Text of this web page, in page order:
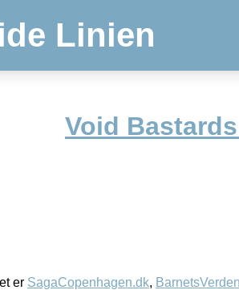
Linien
Void
er SagaCopenhagen.dk,